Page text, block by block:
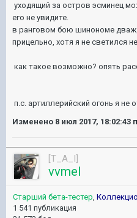
уходящий за остров эсминец
его не увидите.
в ранговом бою шинономе
прицельно, хотя я не светился
как такое возможно? опять
п.с. артиллерийский огонь я не
Изменено 8 июл 2017, 18:02:43
[T_A_I]
vvmel
Старший бета-тестер,
1 541 публикация